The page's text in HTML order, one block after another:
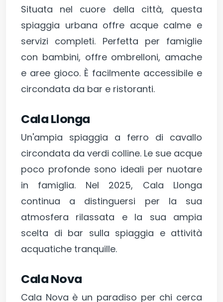
Situata nel cuore della città, questa
spiaggia urbana offre acque calme e
servizi completi. Perfetta per famiglie
con bambini, offre ombrelloni, amache
e aree gioco. È facilmente accessibile e
circondata da bar e ristoranti.
Cala Llonga
Un'ampia spiaggia a ferro di cavallo
circondata da verdi colline. Le sue acque
poco profonde sono ideali per nuotare
in famiglia. Nel 2025, Cala Llonga
continua a distinguersi per la sua
atmosfera rilassata e la sua ampia
scelta di bar sulla spiaggia e attività
acquatiche tranquille.
Cala Nova
Cala Nova è un paradiso per chi cerca